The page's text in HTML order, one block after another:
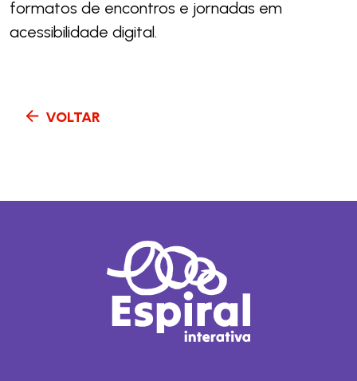
formatos de encontros e jornadas em
acessibilidade digital.
VOLTAR